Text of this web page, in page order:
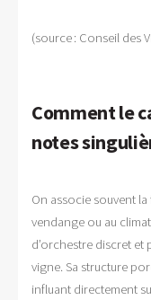
(source : Conseil des
Comment le
notes
On associe souvent
vendange ou au
d’orchestre discret et
vigne. Sa structure
influant directement